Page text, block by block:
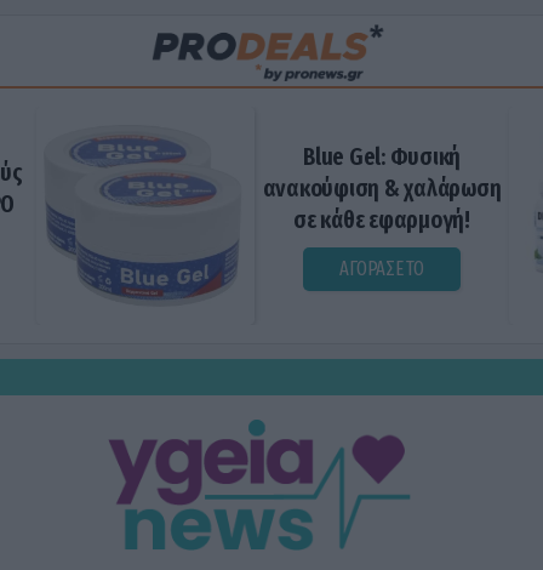
Blue Gel: Φυσική
ανακούφιση & χαλάρωση
σε κάθε εφαρμογή!
ΑΓΟΡΑΣΕ ΤΟ